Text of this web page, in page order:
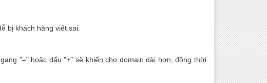
bị khách hàng viết sai.
"–" hoặc dấu "+" sẽ khiến cho domain dài hơn, đồng thời